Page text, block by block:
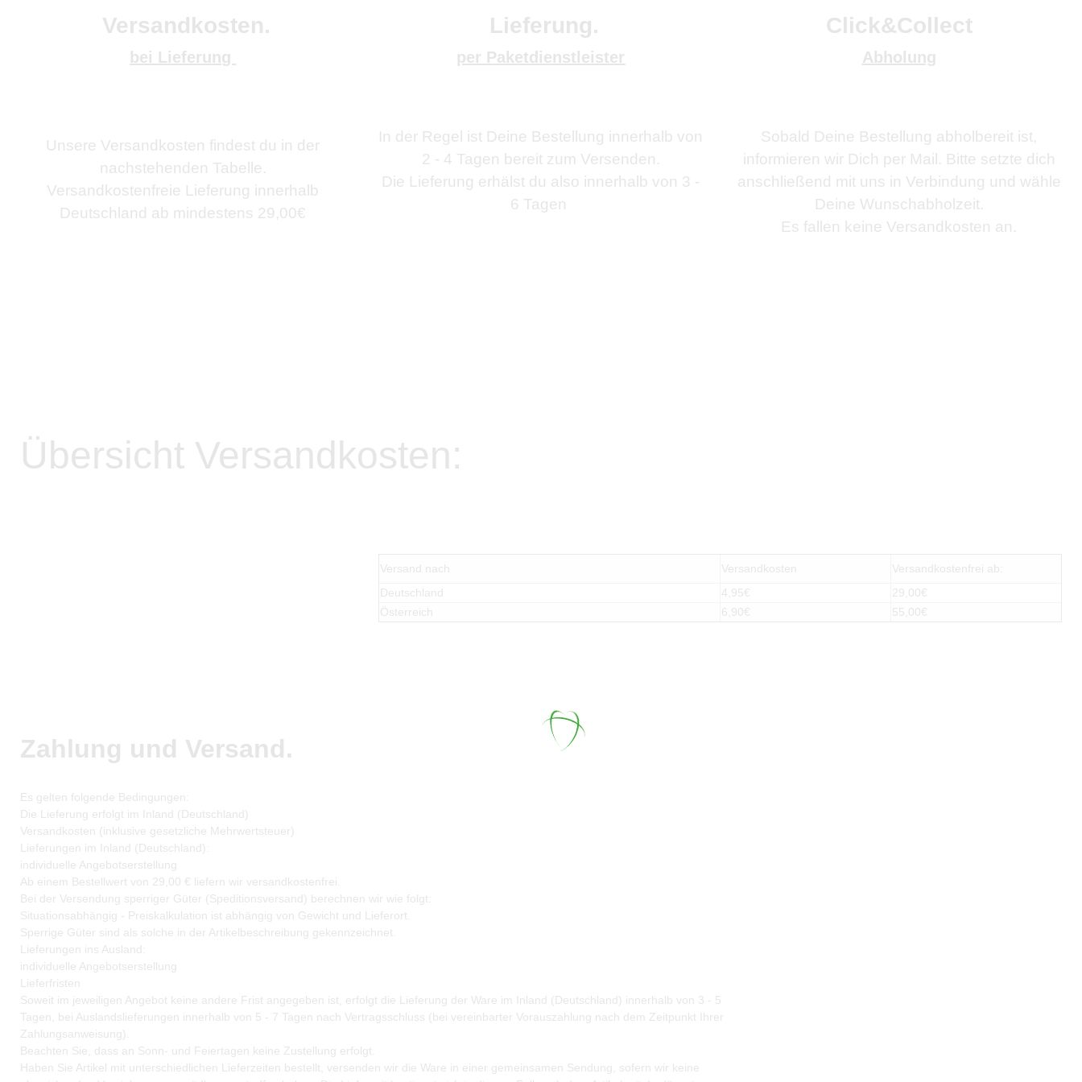
Versandkosten.
bei Lieferung
Unsere Versandkosten findest du in der
nachstehenden Tabelle.
Versandkostenfreie Lieferung innerhalb
Deutschland ab mindestens 29,00€
Lieferung.
per Paketdienstleister
In der Regel ist Deine Bestellung innerhalb von
2 - 4 Tagen bereit zum Versenden.
Die Lieferung erhälst du also innerhalb von 3 -
6 Tagen
Click&Collect
Abholung
Sobald Deine Bestellung abholbereit ist,
informieren wir Dich per Mail. Bitte setzte dich
anschließend mit uns in Verbindung und wähle
Deine Wunschabholzeit.
Es fallen keine Versandkosten an.
Übersicht Versandkosten:
Versand nach Versandkosten
Versandkostenfrei ab:
Deutschland
4,95€
29,00€
Österreich
6,90€ 55,00€
Zahlung und Versand.
Es gelten folgende Bedingungen:
Die Lieferung erfolgt im Inland (Deutschland)
Versandkosten (inklusive gesetzliche Mehrwertsteuer)
Lieferungen im Inland (Deutschland):
individuelle Angebotserstellung
Ab einem Bestellwert von 29,00 € liefern wir versandkostenfrei.
Bei der Versendung sperriger Güter (Speditionsversand) berechnen wir wie folgt:
Situationsabhängig - Preiskalkulation ist abhängig von Gewicht und Lieferort.
Sperrige Güter sind als solche in der Artikelbeschreibung gekennzeichnet.
Lieferungen ins Ausland:
individuelle Angebotserstellung
Lieferfristen
Soweit im jeweiligen Angebot keine andere Frist angegeben ist, erfolgt die Lieferung der Ware im Inland (Deutschland) innerhalb von 3 - 5
Tagen, bei Auslandslieferungen innerhalb von 5 - 7 Tagen nach Vertragsschluss (bei vereinbarter Vorauszahlung nach dem Zeitpunkt Ihrer
Zahlungsanweisung).
Beachten Sie, dass an Sonn- und Feiertagen keine Zustellung erfolgt.
Haben Sie Artikel mit unterschiedlichen Lieferzeiten bestellt, versenden wir die Ware in einer gemeinsamen Sendung, sofern wir keine